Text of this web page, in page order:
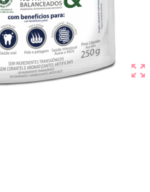
zoom_out_map